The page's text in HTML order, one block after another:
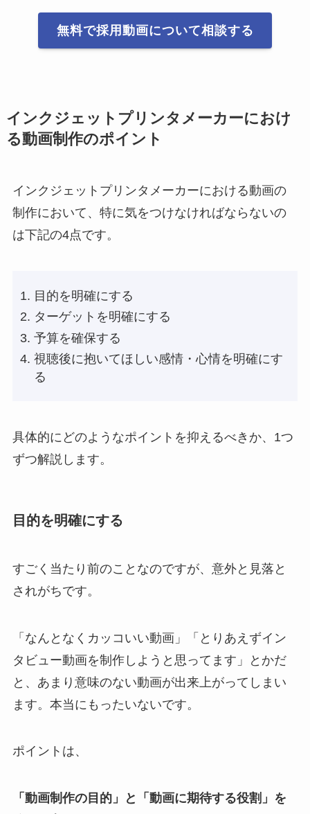
無料で採用動画について相談する
インクジェットプリンタメーカーにおけ
る動画制作のポイント
インクジェットプリンタメーカーにおける動画の
制作において、特に気をつけなければならないの
は下記の4点です。
目的を明確にする
ターゲットを明確にする
予算を確保する
視聴後に抱いてほしい感情・心情を明確にす
る
具体的にどのようなポイントを抑えるべきか、1つ
ずつ解説します。
目的を明確にする
すごく当たり前のことなのですが、意外と見落と
されがちです。
「なんとなくカッコいい動画」「とりあえずイン
タビュー動画を制作しようと思ってます」とかだ
と、あまり意味のない動画が出来上がってしまい
ます。本当にもったいないです。
ポイントは、
「動画制作の目的」と「動画に期待する役割」を